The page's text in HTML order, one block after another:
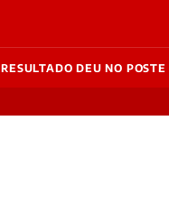
RESULTADO DEU NO POSTE